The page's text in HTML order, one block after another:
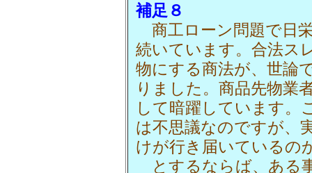
補足８
商工ローン問題で日
続いています。合法ス
物にする商法が、世論
りました。商品先物業
して暗躍しています。
は不思議なのですが、
けが行き届いているの
とするならば、ある